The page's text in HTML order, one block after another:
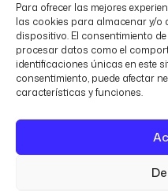
Para ofrecer las mejores
las cookies para almacenar y/o
dispositivo. El consentimiento
procesar datos como el
identificaciones únicas en este
consentimiento, puede afectar
características y funciones.
© Junta
Comparsas de
Cristianos de
Esta asociación
subvencionada
Excmo.
Elda por un
Utilizamos cookies para